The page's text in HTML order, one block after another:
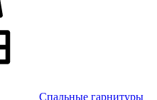
Спальные гарнитуры